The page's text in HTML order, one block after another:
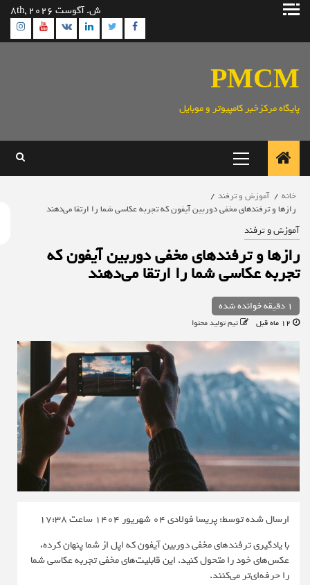
ش. آگوست 8th, 2026
Facebook
Twitter
Linkedin
VK
مرکزخبر کامپیوتر و موبایل
اصلی
خانه
آموزش و ترفند
رازها و ترفندهای مخفی دوربین آیفون که تجربه عکاسی شما را ارتقا می‌دهند
و ترفند
و ترفندهای مخفی دوربین آیفون که
عکاسی شما را ارتقا می‌دهند
تیم تولید محتوا
ارسال شده توسط: پریسا فولادی04 شهریور 1404 ساعت 17:38
با یادگیری ترفندهای مخفی دوربین آیفون که اپل از شما پنهان کرده،
عکس‌های خود را متحول کنید. این قابلیت‌های مخفی تجربه عکاسی شما
را حرفه‌ای‌تر می‌کنند.